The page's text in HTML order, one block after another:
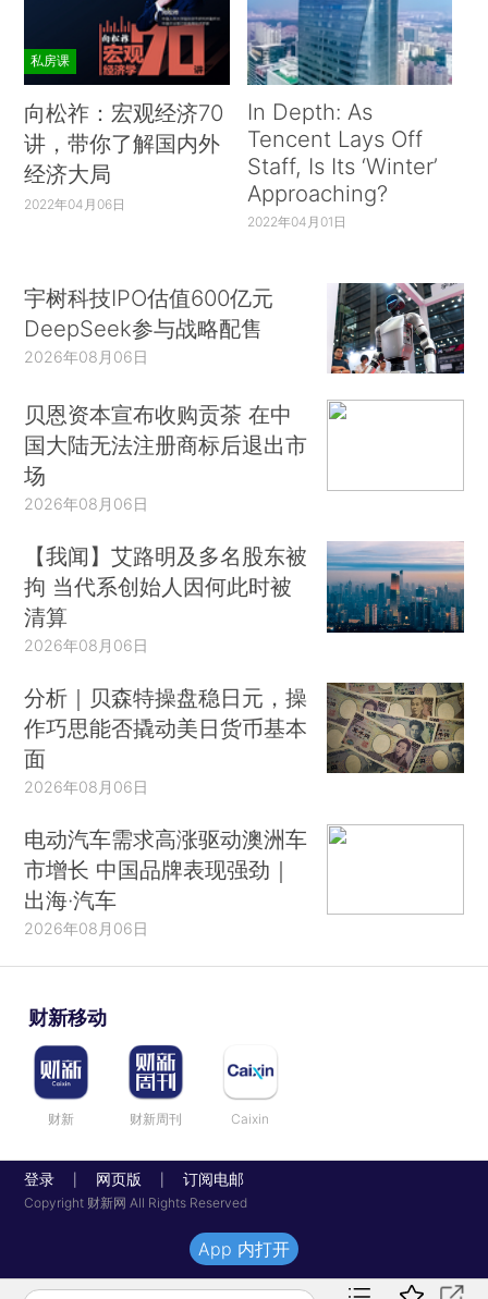
私房课
向松祚：宏观经济70
讲，带你了解国内外
经济大局
2022年04月06日
In Depth: As
Tencent Lays Off
Staff, Is Its ‘Winter’
Approaching?
2022年04月01日
宇树科技IPO估值600亿元
DeepSeek参与战略配售
2026年08月06日
贝恩资本宣布收购贡茶 在中
国大陆无法注册商标后退出市
场
2026年08月06日
【我闻】艾路明及多名股东被
拘 当代系创始人因何此时被
清算
2026年08月06日
分析｜贝森特操盘稳日元，操
作巧思能否撬动美日货币基本
面
2026年08月06日
电动汽车需求高涨驱动澳洲车
市增长 中国品牌表现强劲｜
出海·汽车
2026年08月06日
财新移动
财新 财新周刊 Caixin
登录 网页版 订阅电邮
Copyright 财新网 All Rights Reserved
App 内打开